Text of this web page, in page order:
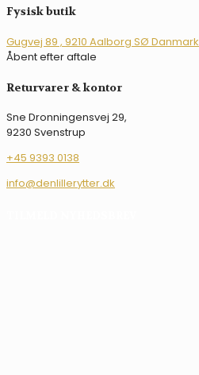
kan
vælges
Fysisk butik
Gugvej 89 , 9210 Aalborg SØ Danmark
Åbent efter aftale
Returvarer & kontor
Sne Dronningensvej 29,
9230 Svenstrup
+45 9393 0138
info@denlillerytter.dk